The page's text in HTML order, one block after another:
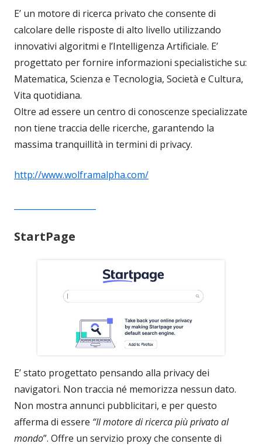
E’ un motore di ricerca privato che consente di
calcolare delle risposte di alto livello utilizzando
innovativi algoritmi e l’Intelligenza Artificiale. E’
progettato per fornire informazioni specialistiche su:
Matematica, Scienza e Tecnologia, Società e Cultura,
Vita quotidiana.
Oltre ad essere un centro di conoscenze specializzate
non tiene traccia delle ricerche, garantendo la
massima tranquillità in termini di privacy.
http://www.wolframalpha.com/
StartPage
E’ stato progettato pensando alla privacy dei
navigatori. Non traccia né memorizza nessun dato.
Non mostra annunci pubblicitari, e per questo
afferma di essere “Il motore di ricerca più privato al
mondo”. Offre un servizio proxy che consente di